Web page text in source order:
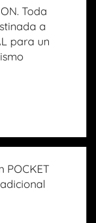
Toda
a
para un
POCKET